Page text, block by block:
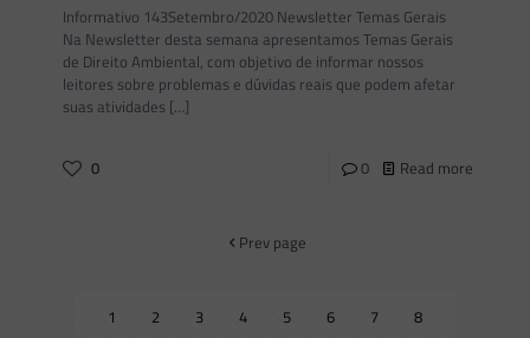
Informativo 143Setembro/2020 Newsletter Temas Gerais
Na Newsletter desta semana apresentamos Temas Gerais
de Direito Ambiental, com objetivo de informar nossos
leitores sobre problemas e dúvidas reais que podem afetar
suas atividades […]
0 0 Read more
Prev page
1 2 3 4 5 6 7
8